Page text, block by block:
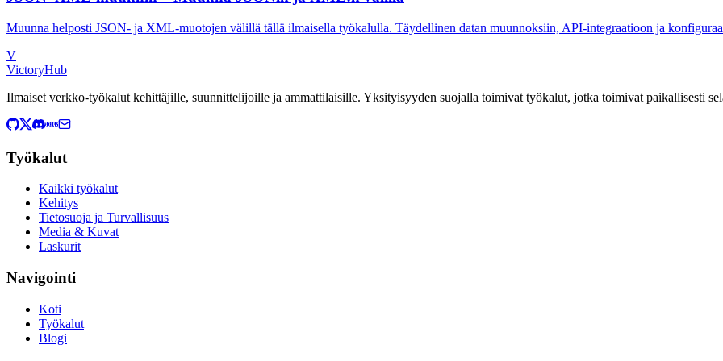
Muunna helposti JSON- ja XML-muotojen välillä tällä ilmaisella työkalulla. Täydellinen datan muunnoksiin, API-integraatioon ja
V
VictoryHub
Ilmaiset verkko-työkalut kehittäjille, suunnittelijoille ja ammattilaisille. Yksityisyyden suojalla toimivat työkalut, jotka toimivat paikallisesti
Työkalut
Kaikki työkalut
Kehitys
Tietosuoja ja Turvallisuus
Media & Kuvat
Laskurit
Navigointi
Koti
Työkalut
Blogi